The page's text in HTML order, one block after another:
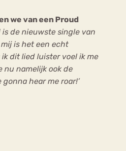
we van een Proud
is de nieuwste single van
mij is het een echt
dit lied luister voel ik me
nu namelijk ook de
gonna hear me roar!’
Chat
Forum
Anorexia Nervosa
Sport
Trauma